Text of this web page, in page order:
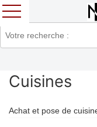
Cuisines
Achat et pose de